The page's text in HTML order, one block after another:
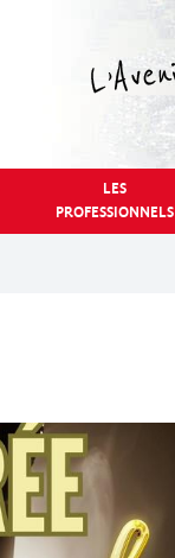
LES
PROFESSIONNELS